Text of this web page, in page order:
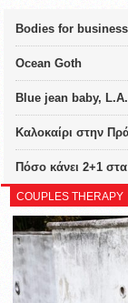
Bodies for
Ocean Goth
Blue jean baby,
Καλοκαίρι στην
Πόσο κάνει 2+1
COUPLES THERAPY